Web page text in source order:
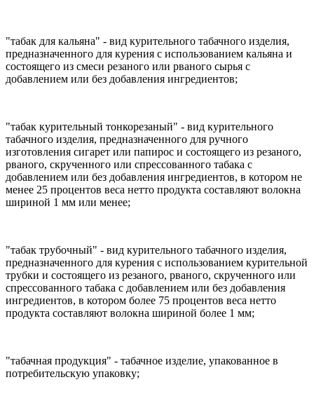
"табак для кальяна" - вид курительного табачного изделия,
предназначенного для курения с использованием кальяна и
состоящего из смеси резаного или рваного сырья с
добавлением или без добавления ингредиентов;
"табак курительный тонкорезаный" - вид курительного
табачного изделия, предназначенного для ручного
изготовления сигарет или папирос и состоящего из резаного,
рваного, скрученного или спрессованного табака с
добавлением или без добавления ингредиентов, в котором не
менее 25 процентов веса нетто продукта составляют волокна
шириной 1 мм или менее;
"табак трубочный" - вид курительного табачного изделия,
предназначенного для курения с использованием курительной
трубки и состоящего из резаного, рваного, скрученного или
спрессованного табака с добавлением или без добавления
ингредиентов, в котором более 75 процентов веса нетто
продукта составляют волокна шириной более 1 мм;
"табачная продукция" - табачное изделие, упакованное в
потребительскую упаковку;